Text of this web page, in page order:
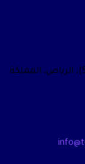
واجهة روشن، مبنى سيرفكورب (S4)، الرياض، المملكة